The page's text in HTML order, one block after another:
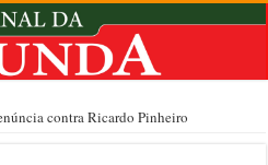
contra Ricardo Pinheiro